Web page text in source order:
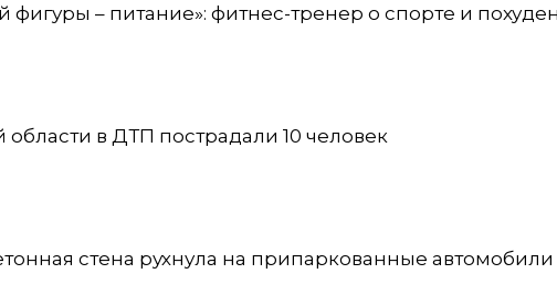
фигуры – питание»: фитнес-тренер о спорте и
области в ДТП пострадали 10 человек
стена рухнула на припаркованные автомобили